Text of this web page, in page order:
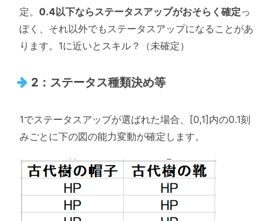
定。 0.4以下ならステータスアップがおそらく確定っ
ぽく、それ以外でもステータスアップになることがあ
ります。1に近いとスキル？（未確定）
2：ステータス種類決め等
1でステータスアップが選ばれた場合、[0,1]内の0.1刻
みごとに下の図の能力変動が確定します。